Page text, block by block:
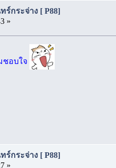
ร์กระจ่าง [ P88]
»
ชอบใจ
ร์กระจ่าง [ P88]
»